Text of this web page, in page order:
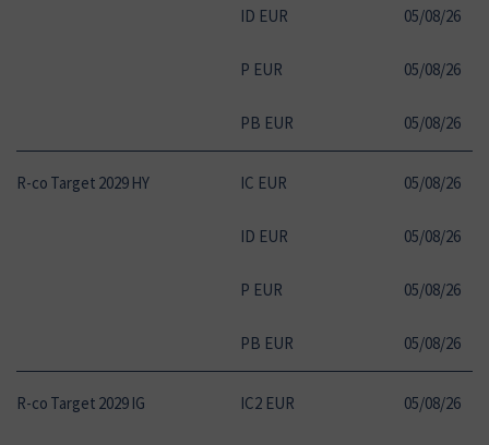
ID EUR 05/08/26
P EUR 05/08/26
PB EUR 05/08/26
R-co Target 2029 HY IC EUR 05/08/26
ID EUR 05/08/26
P EUR 05/08/26
PB EUR 05/08/26
R-co Target 2029 IG IC2 EUR 05/08/26